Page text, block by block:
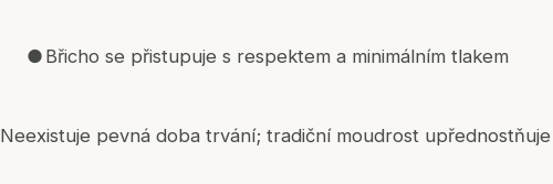
● Břicho se přistupuje s respektem a minimálním tlakem
Neexistuje pevná doba trvání; tradiční moudrost